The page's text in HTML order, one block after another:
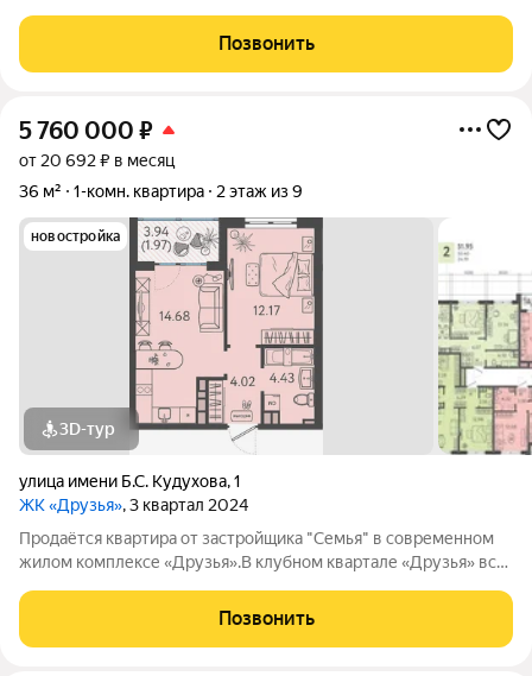
Бесплатные игровая комната для детей и антикафе для
подростков; Широкие лоджии до 1,5
Позвонить
5 760 000 ₽
от 20 692 ₽ в месяц
36 м²
1-комн. квартира 2 этаж из 9
новостройка
3D-тур
улица имени Б.С. Кудухова,1
ЖК «Друзья», 3 квартал 2024
Продаётся квартира от застройщика "Семья" в современном
жилом комплексе «Друзья».В клубном квартале «Друзья» все
Бесплатные игровая комната для детей и антикафе для
подростков; Широкие лоджии до 1,5
Позвонить